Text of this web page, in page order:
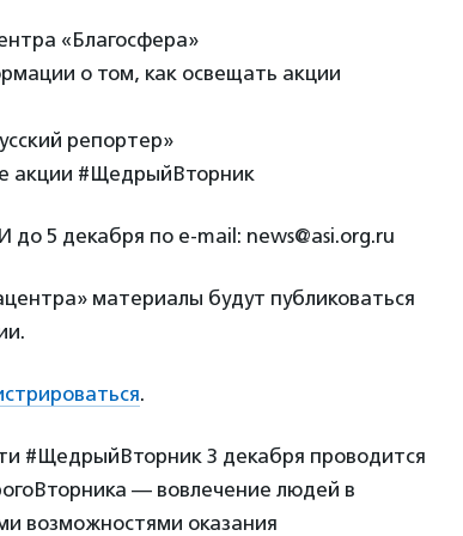
«Благосфера»
о том, как освещать акции
репортер»
акции #ЩедрыйВторник
5 декабря по e-mail: news@asi.org.ru
материалы будут публиковаться
.
#ЩедрыйВторник 3 декабря проводится
— вовлечение людей в
возможностями оказания